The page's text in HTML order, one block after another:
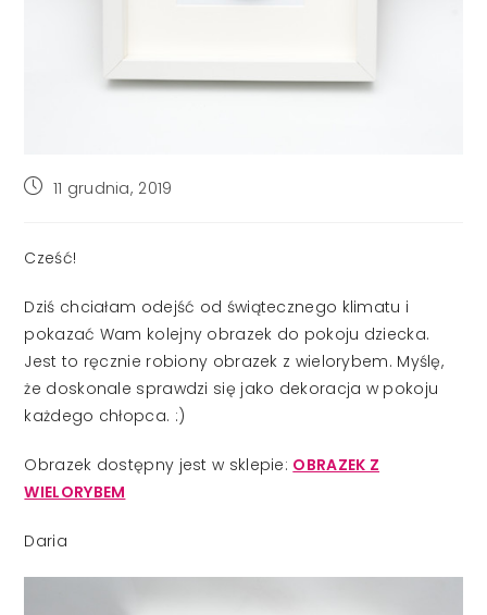
Post11 grudnia, 2019
Cześć!
Dziś chciałam odejść od świątecznego klimatu i
pokazać Wam kolejny obrazek do pokoju dziecka.
Jest to ręcznie robiony obrazek z wielorybem. Myślę,
że doskonale sprawdzi się jako dekoracja w pokoju
każdego chłopca. :)
Obrazek dostępny jest w sklepie: OBRAZEK Z
WIELORYBEM
Daria